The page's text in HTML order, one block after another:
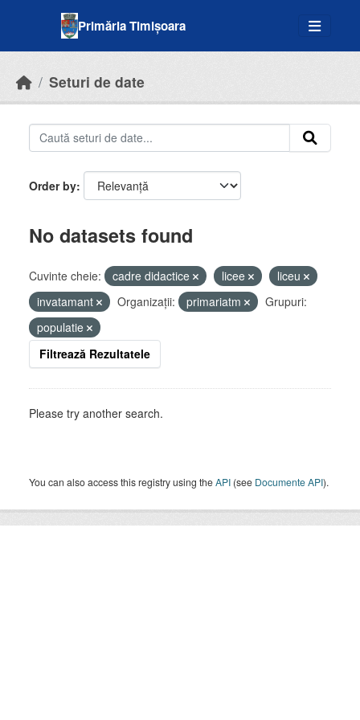
Primăria Timișoara
Seturi de date
Order by
No datasets found
Cuvinte cheie: cadre didactice licee
liceu
invatamant
Organizații: primariatm
Grupuri:
populatie
Filtrează Rezultatele
Please try another search.
You can also access this registry using theAPI (see Documente API).